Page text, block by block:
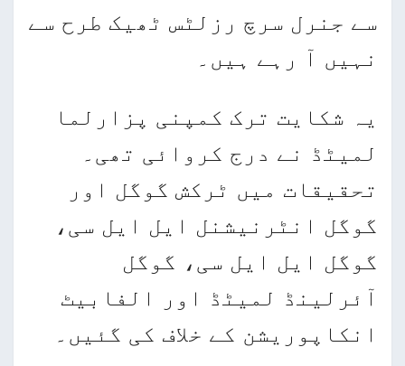
سے جنرل سرچ رزلٹس ٹھیک طرح سے
نہیں آ رہے ہیں۔
یہ شکایت ترک کمپنی پزارلما
لمیٹڈ نے درج کروائی تھی۔
تحقیقات میں ٹرکش گوگل اور
گوگل انٹرنیشنل ایل ایل سی،
گوگل ایل ایل سی، گوگل
آئرلینڈ لمیٹڈ اور الفابیٹ
انکاپوریشن کے خلاف کی گئیں۔